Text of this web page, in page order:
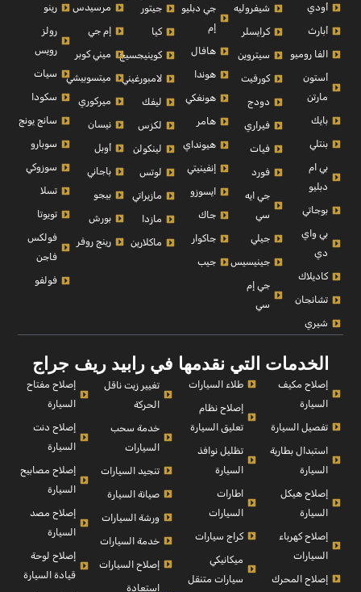
أودي
أبارث
الفا روميو
أستون
مارتن
بايك
بنتلي
بي ام
دبليو
بوجاتي
بي واي
دي
كاديلاك
تشانجان
شيري
شيفروليه
كرايسلر
سيتروين
كورفيت
دودج
فيراري
فيات
فورد
جي ايه
سي
جيلي
جينيسيس
جي إم
سي
جي دبليو
إم
هافال
هوندا
هونغكي
هامر
هيونداي
إنفينيتي
ايسوزو
جاك
جاكوار
جيب
جيتور
كيا
كوينيجسيج
لامبورغيني
ليفك
لكزس
لينكولن
لوتس
مازيراتي
مازدا
ماكلارين
مرسيدس
إم جي
ميني كوبر
ميتسوبيشي
ميركوري
نيسان
أوبل
باجاني
بيجو
بورش
رينج روفر
رينو
رولز
رويس
سيات
سكودا
سانج يونج
سوبارو
سوزوكي
تسلا
تويوتا
فولكس
فاجن
فولفو
الخدمات التي نقدمها في رابيد ريف جراج
إصلاح مكيف
السيارة
تفصيل السيارة
استبدال بطارية
السيارة
إصلاح هيكل
السيارة
إصلاح كهرباء
السيارات
إصلاح المحرك
طلاء السيارات
إصلاح نظام
تعليق السيارة
تظليل نوافذ
السيارة
اطارات
السيارات
كراج سيارات
ميكانيكي
سيارات متنقل
تغيير زيت ناقل
الحركة
خدمة سحب
السيارات
تنجيد السيارات
صيانة السيارة
ورشة السيارات
خدمة السيارات
إصلاح السيارات
استعادة
إصلاح مفتاح
السيارة
إصلاح دنت
السيارة
إصلاح مصابيح
السيارة
إصلاح مصد
السيارة
إصلاح لوحة
قيادة السيارة